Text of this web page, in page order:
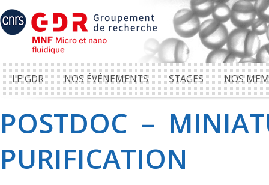
LE GDR NOS ÉVÉNEMENTS STAGES NOS
POSTDOC –
PURIFICATION